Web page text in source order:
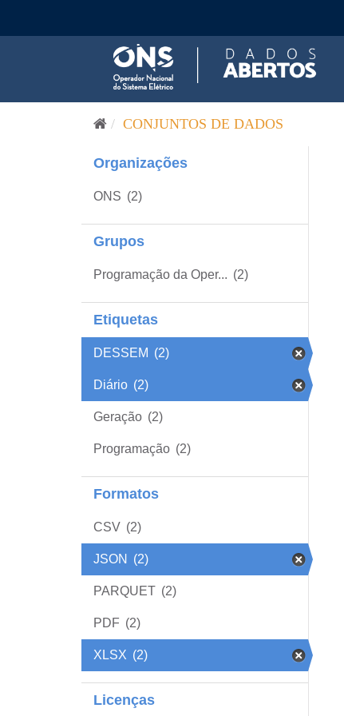
CONJUNTOS DE DADOS
Organizações
ONS (2)
Grupos
Programação da Oper... (2)
Etiquetas
DESSEM (2)
Diário (2)
Geração (2)
Programação (2)
Formatos
CSV (2)
JSON (2)
PARQUET (2)
PDF (2)
XLSX (2)
Licenças